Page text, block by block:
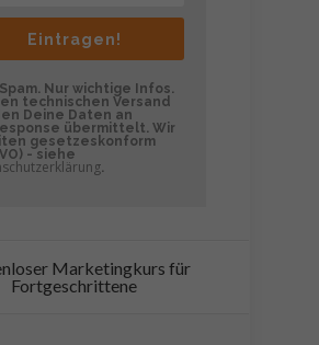
Eintragen!
Nur wichtige Infos.
technischen Versand
Deine Daten an
übermittelt. Wir
gesetzeskonform
- siehe
.
Marketingkurs für
Fortgeschrittene